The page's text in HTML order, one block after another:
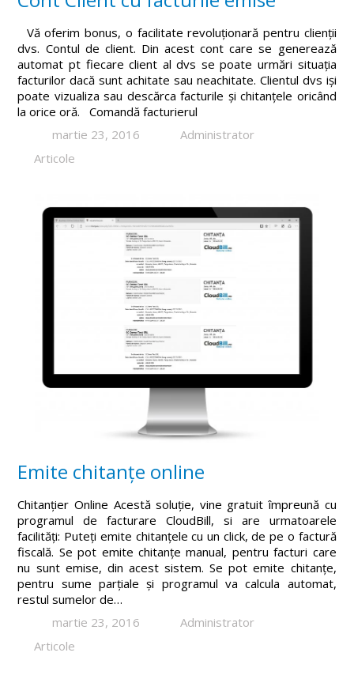
Vă oferim bonus, o facilitate revoluționară pentru clienții
dvs. Contul de client. Din acest cont care se generează
automat pt fiecare client al dvs se poate urmări situația
facturilor dacă sunt achitate sau neachitate. Clientul dvs iși
poate vizualiza sau descărca facturile și chitanțele oricând
la orice oră. Comandă facturierul
martie 23, 2016
Administrator
Articole
Emite chitanțe online
Chitanțier Online Acestă soluție, vine gratuit împreună cu
programul de facturare CloudBill, si are urmatoarele
facilități: Puteți emite chitanțele cu un click, de pe o factură
fiscală. Se pot emite chitanțe manual, pentru facturi care
nu sunt emise, din acest sistem. Se pot emite chitanțe,
pentru sume parțiale și programul va calcula automat,
restul sumelor de…
martie 23, 2016
Administrator
Articole